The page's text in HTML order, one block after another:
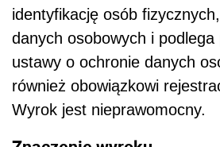
identyfikację osób
danych osobowych i podlega
ustawy o ochronie danych
również obowiązkowi
Wyrok jest nieprawomocny.